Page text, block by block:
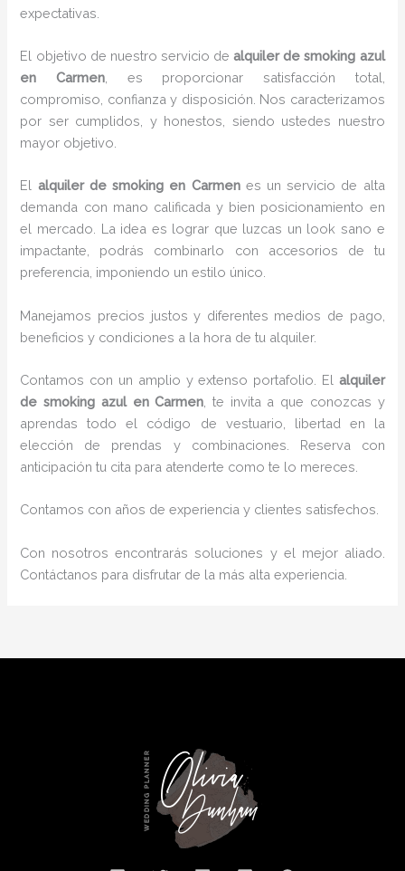
expectativas.
El objetivo de nuestro servicio dealquiler de smoking azul
en Carmen , es proporcionar satisfacción total,
compromiso, confianza y disposición. Nos caracterizamos
por ser cumplidos, y honestos, siendo ustedes nuestro
mayor objetivo.
El alquiler de smoking en Carmen es un servicio de alta
demanda con mano calificada y bien posicionamiento en
el mercado. La idea es lograr que luzcas un look sano e
impactante, podrás combinarlo con accesorios de tu
preferencia, imponiendo un estilo único.
Manejamos precios justos y diferentes medios de pago,
beneficios y condiciones a la hora de tu alquiler.
Contamos con un amplio y extenso portafolio. El alquiler
de smoking azul en Carmen , te invita a que conozcas y
aprendas todo el código de vestuario, libertad en la
elección de prendas y combinaciones. Reserva con
anticipación tu cita para atenderte como te lo mereces.
Contamos con años de experiencia y clientes satisfechos.
Con nosotros encontrarás soluciones y el mejor aliado.
Contáctanos para disfrutar de la más alta experiencia.